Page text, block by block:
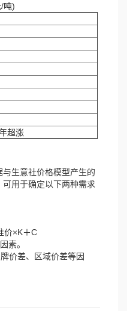
吨)
超涨
生意社价格模型产生的
用于确定以下两种需求
价×K＋C
素。
价差、区域价差等因